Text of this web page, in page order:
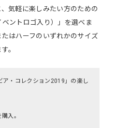
、気軽に楽しみたい方のための
ベントロゴ入り）」を選べま
はハーフのいずれかのサイズ
。
・コレクション2019」の楽し
入。